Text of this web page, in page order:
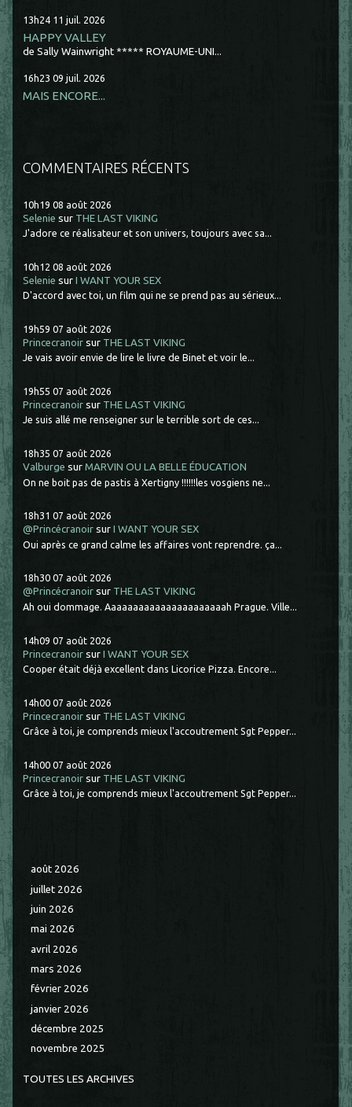
13h24 11 juil. 2026
HAPPY VALLEY
de Sally Wainwright ***** ROYAUME-UNI...
16h23 09 juil. 2026
MAIS ENCORE...
COMMENTAIRES RÉCENTS
10h19 08 août 2026
Selenie sur THE LAST VIKING
J'adore ce réalisateur et son univers, toujours avec sa...
10h12 08 août 2026
Selenie surI WANT YOUR SEX
D'accord avec toi, un film qui ne se prend pas au sérieux...
19h59 07 août 2026
Princecranoir sur THE LAST VIKING
Je vais avoir envie de lire le livre de Binet et voir le...
19h55 07 août 2026
Princecranoir sur THE LAST VIKING
Je suis allé me renseigner sur le terrible sort de ces...
18h35 07 août 2026
Valburge surMARVIN OU LA BELLE ÉDUCATION
On ne boit pas de pastis à Xertigny !!!!!!les vosgiens ne...
18h31 07 août 2026
@Princécranoir surI WANT YOUR SEX
Oui après ce grand calme les affaires vont reprendre. ça...
18h30 07 août 2026
@Princécranoir sur THE LAST VIKING
Ah oui dommage. Aaaaaaaaaaaaaaaaaaaaaah Prague. Ville...
14h09 07 août 2026
Princecranoir surI WANT YOUR SEX
Cooper était déjà excellent dans Licorice Pizza. Encore...
14h00 07 août 2026
Princecranoir sur THE LAST VIKING
Grâce à toi, je comprends mieux l'accoutrement Sgt Pepper...
14h00 07 août 2026
Princecranoir sur THE LAST VIKING
Grâce à toi, je comprends mieux l'accoutrement Sgt Pepper...
août 2026
juillet 2026
juin 2026
mai 2026
avril 2026
mars 2026
février 2026
janvier 2026
décembre 2025
novembre 2025
TOUTES LES ARCHIVES